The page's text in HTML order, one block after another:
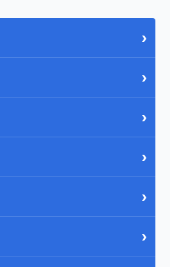
›
›
›
›
›
›